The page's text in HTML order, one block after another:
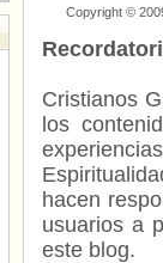
Copyright ©
Cristianos
los
hacen
usuarios a
este blog.